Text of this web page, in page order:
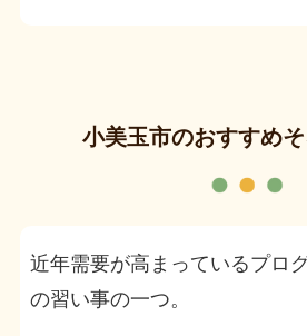
小美玉市のおすすめ
近年需要が高まっているプロ
の習い事の一つ。